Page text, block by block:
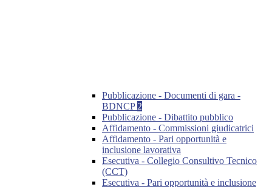
Pubblicazione - Documenti di gara -
BDNCP 2
Pubblicazione - Dibattito pubblico
Affidamento - Commissioni giudicatrici
Affidamento - Pari opportunità e
inclusione lavorativa
Esecutiva - Collegio Consultivo Tecnico
(CCT)
Esecutiva - Pari opportunità e inclusione